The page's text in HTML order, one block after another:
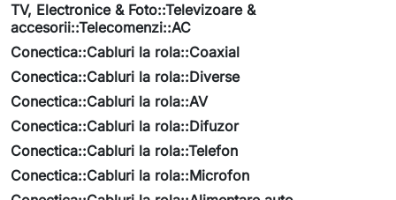
TV, Electronice & Foto::Televizoare &
accesorii::Telecomenzi::AC
Conectica::Cabluri la rola::Coaxial
Conectica::Cabluri la rola::Diverse
Conectica::Cabluri la rola::AV
Conectica::Cabluri la rola::Difuzor
Conectica::Cabluri la rola::Telefon
Conectica::Cabluri la rola::Microfon